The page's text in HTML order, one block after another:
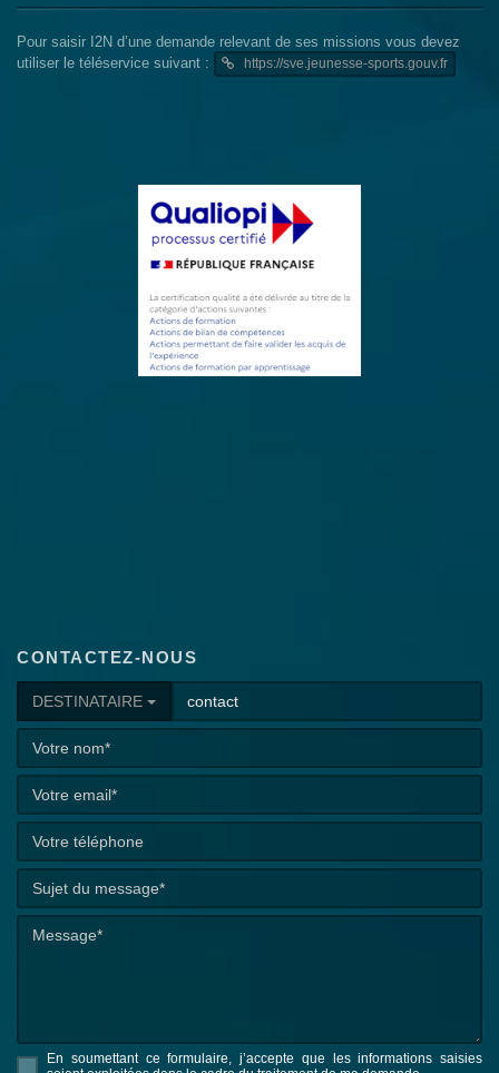
Pour saisir I2N d’une demande relevant de ses missions vous devez
utiliser le téléservice suivant :
https://sve.jeunesse-sports.gouv.fr
CONTACTEZ-NOUS
DESTINATAIRE
En soumettant ce formulaire, j’accepte que les informations saisies